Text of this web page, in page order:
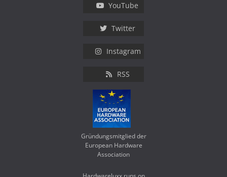
YouTube
Twitter
Instagram
RSS
Gründungsmitglied der
European Hardware
Association